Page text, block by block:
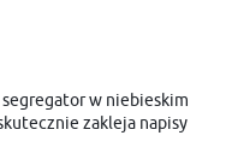
w niebieskim
zakleja napisy